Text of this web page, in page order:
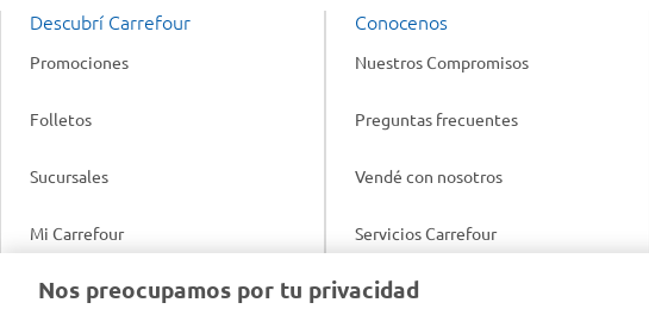
Descubrí Carrefour
Promociones
Folletos
Sucursales
Mi Carrefour
Productos Carrefour
Conocenos
Nuestros Compromisos
Preguntas frecuentes
Vendé con nosotros
Servicios Carrefour
Nos preocupamos por tu privacidad